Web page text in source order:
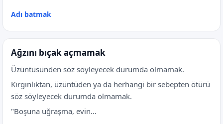
Adı batmak
Ağzını bıçak açmamak
Üzüntüsünden söz söyleyecek durumda olmamak.
Kırgınlıktan, üzüntüden ya da herhangi bir sebepten ötürü
söz söyleyecek durumda olmamak.
"Boşuna uğraşma, evin...